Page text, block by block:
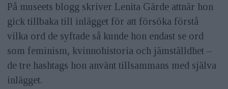
På museets blogg skriver Lenita Gärde attnär hon
gick tillbaka till inlägget för att försöka förstå
vilka ord de syftade så kunde hon endast se ord
som feminism, kvinnohistoria och jämställdhet –
de tre hashtags hon använt tillsammans med själva
inlägget.